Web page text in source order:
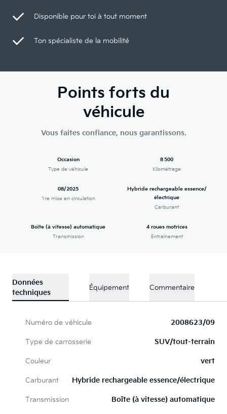
Disponible pour toi à tout moment
Ton spécialiste de la mobilité
Points forts du
véhicule
Vous faites confiance, nous garantissons.
Occasion
Type de véhicule
8 500
Kilométrage
08/2025
1re mise en circulation
Hybride rechargeable essence/
électrique
Carburant
Boîte (à vitesse) automatique
Transmission
4 roues motrices
Entraînement
Données
techniques
Équipement Commentaire
Numéro de véhicule 2008623/09
Type de carrosserie SUV/tout-terrain
Couleur vert
Carburant Hybride rechargeable essence/électrique
Transmission Boîte (à vitesse) automatique